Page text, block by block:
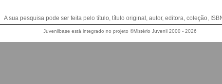
A sua pesquisa pode ser feita pelo título, título original, autor, editora, coleção,
Juvenilbase está integrado no projeto ®Mistério Juvenil 2000 - 2026